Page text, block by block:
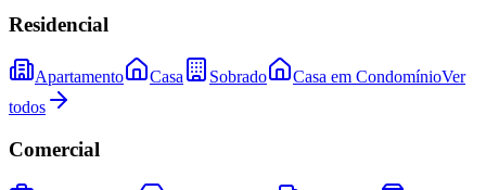
Residencial
Apartamento Casa Sobrado Casa em CondomínioVer
todos
Comercial